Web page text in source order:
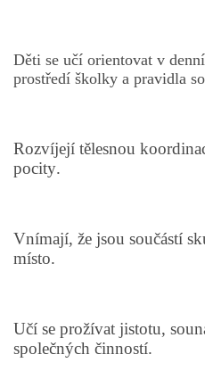
VÝTVARNÉ AKTIVITY - JARO
VÝTVARNÉ AKTIVITY - PODZIM
HÁDANKY K TÉMATU JARO,
Děti se učí orientovat v
prostředí školky a pravidla
Rozvíjejí tělesnou
pocity.
Vnímají, že jsou součástí
místo.
Učí se prožívat jistotu,
společných činností.